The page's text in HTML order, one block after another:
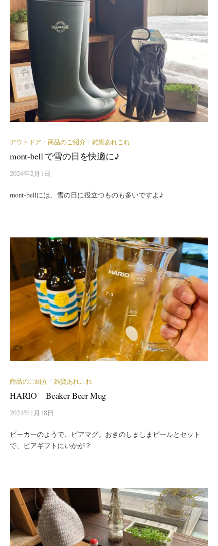
アウトドア / 商品のご紹介 / 雑貨あれこれ
mont-bell で雪の日を快適に♪
2024年2月1日
mont-bellには、雪の日に役立つものも多いですよ♪
商品のご紹介 / 雑貨あれこれ
HARIO Beaker Beer Mug
2024年1月18日
ビーカーのようで、ビアマグ。おきのしましまビールとセット
で、ビアギフトにいかが？